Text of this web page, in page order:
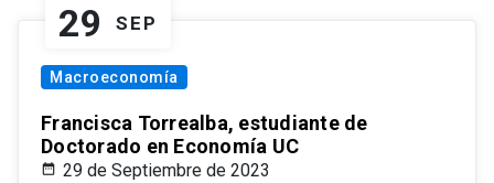
29 SEP
Macroeconomía
Francisca Torrealba, estudiante de
Doctorado en Economía UC
29 de Septiembre de 2023